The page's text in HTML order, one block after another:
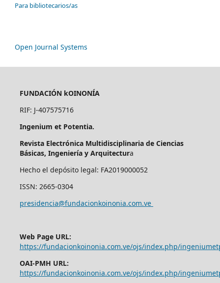
Para bibliotecarios/as
Open Journal Systems
FUNDACIÓN kOINONÍA
RIF: J-407575716
Ingenium et Potentia.
Revista Electrónica Multidisciplinaria de Ciencias
Básicas, Ingeniería y Arquitectura
Hecho el depósito legal: FA2019000052
ISSN: 2665-0304
presidencia@fundacionkoinonia.com.ve
Web Page URL:
https://fundacionkoinonia.com.ve/ojs/index.php/
OAI-PMH URL:
https://fundacionkoinonia.com.ve/ojs/index.php/